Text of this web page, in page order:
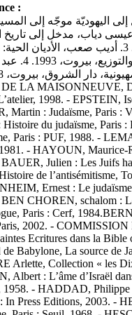
:
دار المشرق، بيروت، 2019. 2. عيسى دياب، مدخل إلى
وتعاليمها، دار المشرق، بيروت، 2013. 3. أديب صعب،
وتطورها، دار النهار
1998. - EPSTEIN,
Martin : Judaïsme, Paris :
Histoire du judaïsme, Paris
Paris : PUF, 1988. -
- HAYOUN, Maurice-
Julien : Les Juifs
de l’antisémitisme,
Ernest : Le
CHOREN, schalom :
Paris : Cerf,
2002. -
Ecritures dans la
de Babylone, La source de
Arlette, Collection « les
Albert : L’âme d’Israël
1958. - HADDAD, Philippe
In Press Editions, 2003. -